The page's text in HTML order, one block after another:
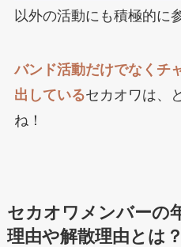
以外の活動にも積極的に
バンド活動だけでなくチ
出しているセカオワは、
ね！
セカオワメンバーの
理由や解散理由とは？